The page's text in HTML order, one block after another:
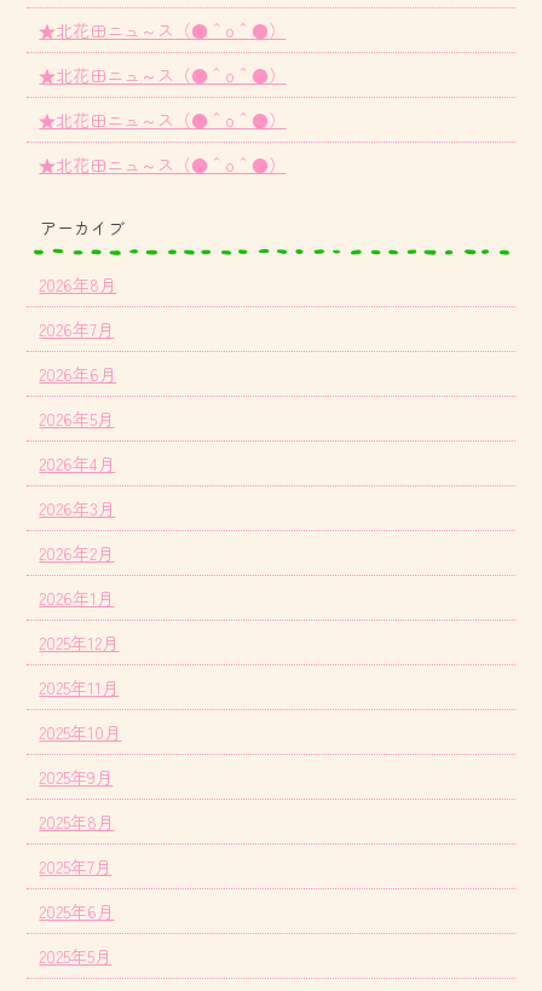
★北花田ニュ～ス（●＾o＾●）
★北花田ニュ～ス（●＾o＾●）
★北花田ニュ～ス（●＾o＾●）
★北花田ニュ～ス（●＾o＾●）
アーカイブ
2026年8月
2026年7月
2026年6月
2026年5月
2026年4月
2026年3月
2026年2月
2026年1月
2025年12月
2025年11月
2025年10月
2025年9月
2025年8月
2025年7月
2025年6月
2025年5月